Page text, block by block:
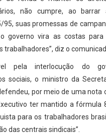
não cumpre, ao
suas promessas de
governo vira as costas para
trabalhadores”, diz o
pela interlocução do
sociais, o ministro da
por meio de uma nota
ter mantido a fórmula
para os trabalhadores
das centrais sindicais”.